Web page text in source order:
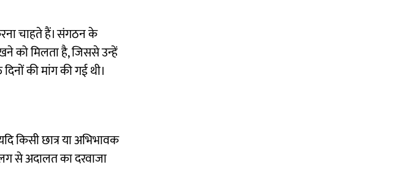
चाहते हैं। संगठन के
को मिलता है, जिससे उन्हें
की मांग की गई थी।
किसी छात्र या अभिभावक
से अदालत का दरवाजा